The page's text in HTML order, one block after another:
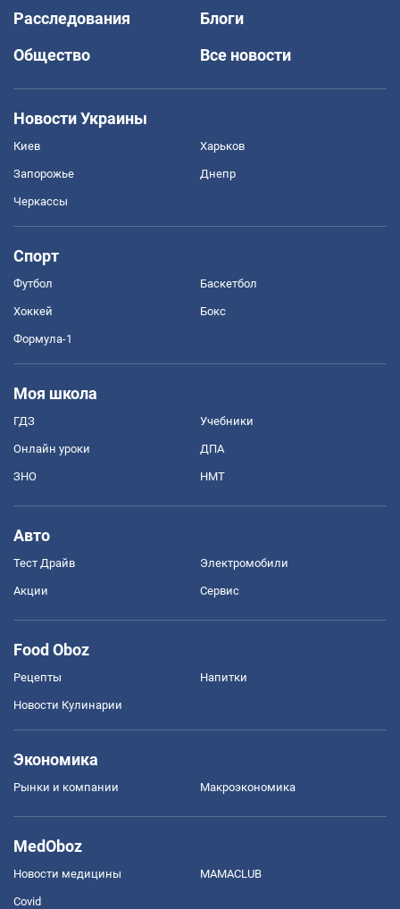
Расследования
Блоги
Общество
Все новости
Новости Украины
Киев Харьков
Запорожье Днепр
Черкассы
Спорт
Футбол Баскетбол
Хоккей Бокс
Формула-1
Моя школа
ГДЗ Учебники
Онлайн уроки ДПА
ЗНО НМТ
Авто
Тест Драйв Электромобили
Акции Сервис
Food Oboz
Рецепты Напитки
Новости Кулинарии
Экономика
Рынки и компании Mакроэкономика
MedOboz
Новости медицины MAMACLUB
Covid